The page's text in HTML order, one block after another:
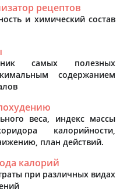
рецептов
и химический состав
самых полезных
содержанием
веса, индекс массы
калорийности,
план действий.
калорий
при различных видах